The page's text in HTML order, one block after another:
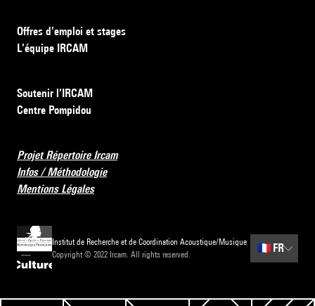
Offres d’emploi et stages
L’équipe IRCAM
Soutenir l’IRCAM
Centre Pompidou
Projet Répertoire Ircam
Infos / Méthodologie
Mentions Légales
Institut de Recherche et de Coordination Acoustique/Musique
Copyright © 2022 Ircam. All rights reserved.
🇫🇷 FR